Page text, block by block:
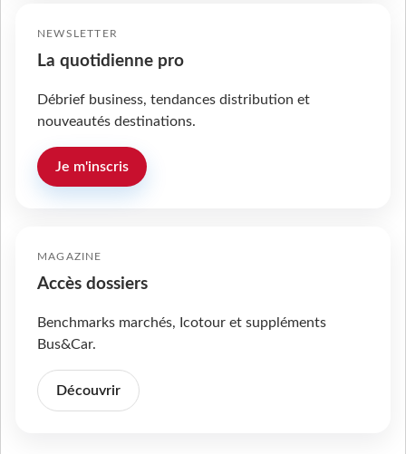
NEWSLETTER
La quotidienne pro
Débrief business, tendances distribution et
nouveautés destinations.
Je m'inscris
MAGAZINE
Accès dossiers
Benchmarks marchés, Icotour et suppléments
Bus&Car.
Découvrir